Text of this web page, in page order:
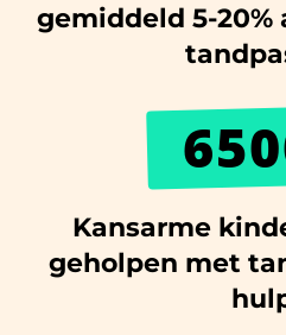
gemiddeld 5-
Kansarme
geholpen met